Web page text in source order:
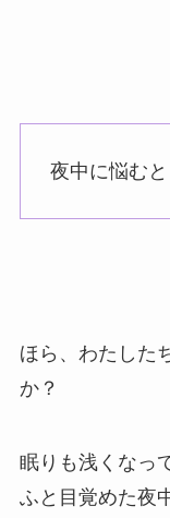
夜中に悩むと
ほら、わたした
か？
眠りも浅くなっ
ふと目覚めた夜